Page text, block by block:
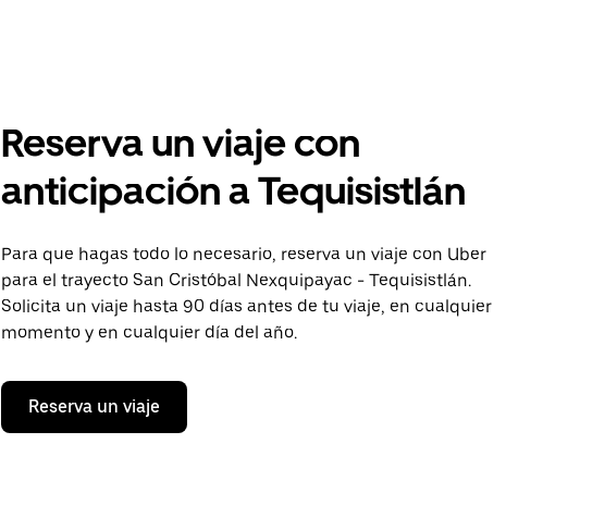
Reserva un viaje con
anticipación a Tequisistlán
Para que hagas todo lo necesario, reserva un viaje con Uber
para el trayecto San Cristóbal Nexquipayac - Tequisistlán.
Solicita un viaje hasta 90 días antes de tu viaje, en cualquier
momento y en cualquier día del año.
Reserva un viaje